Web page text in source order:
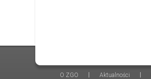
O ZGO Aktualności